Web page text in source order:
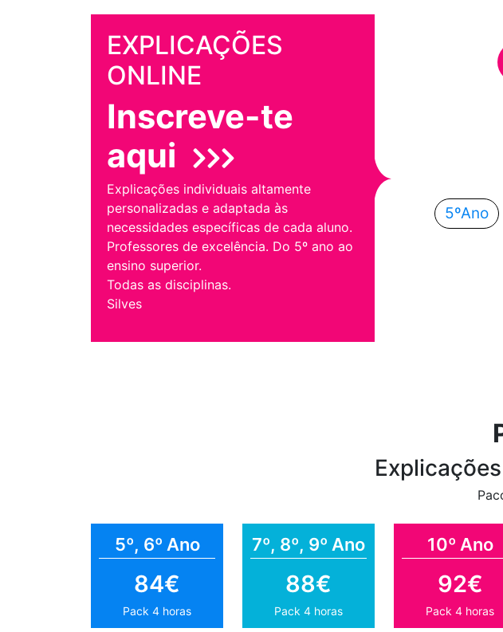
EXPLICAÇÕES
ONLINE
Inscreve-te
aqui
Explicações individuais altamente
personalizadas e adaptada às
necessidades específicas de cada aluno.
Professores de excelência. Do 5º ano ao
ensino superior.
Todas as disciplinas.
Silves
5ºAno
5º, 6º Ano
84€
Pack 4 horas
7º, 8º, 9º Ano
88€
Pack 4 horas
10º Ano
92€
Pack 4 horas